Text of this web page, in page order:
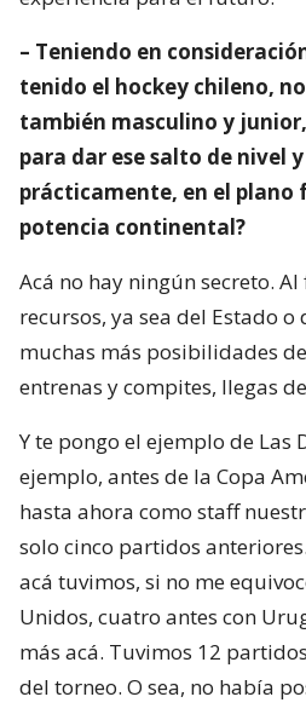
– Teniendo en
tenido el hockey chileno,
también masculino y
para dar ese salto de nivel
prácticamente, en el plano
potencia continental?
Acá no hay ningún secreto.
recursos, ya sea del Estado
muchas más posibilidades
entrenas y compites, llegas
Y te pongo el ejemplo de Las
ejemplo, antes de la Copa
hasta ahora como staff
solo cinco partidos
acá tuvimos, si no me
Unidos, cuatro antes con
más acá. Tuvimos 12
del torneo. O sea, no había